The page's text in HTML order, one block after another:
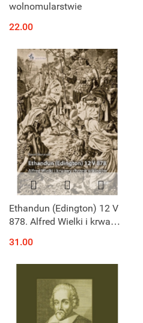
wolnomularstwie
22.00
Ethandun (Edington) 12 V
878. Alfred Wielki i krwawy
31.00